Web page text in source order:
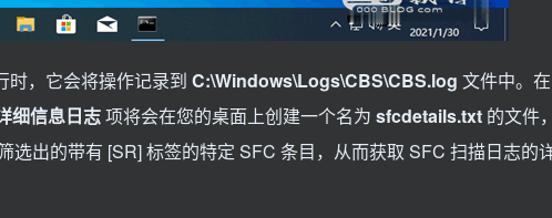
时，它会将操作记录到 C:\Windows\Logs\CBS\CBS.log 文件中。在
细信息日志项将会在您的桌面上创建一个名为 sfcdetails.txt 的文件
选出的带有 [SR] 标签的特定 SFC 条目，从而获取 SFC 扫描日志的